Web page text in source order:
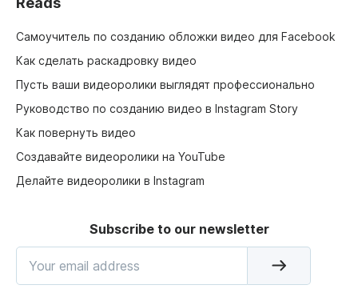
Самоучитель по созданию обложки видео для Facebook
Как сделать раскадровку видео
Пусть ваши видеоролики выглядят профессионально
Руководство по созданию видео в Instagram Story
Как повернуть видео
Создавайте видеоролики на YouTube
Делайте видеоролики в Instagram
Subscribe to our newsletter